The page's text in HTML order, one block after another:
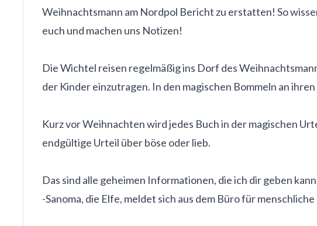
Weihnachtsmann am Nordpol Bericht zu erstatten! So
euch und machen uns Notizen!
Die Wichtel reisen regelmäßig ins Dorf des
der Kinder einzutragen. In den magischen Bommeln an
Kurz vor Weihnachten wird jedes Buch in der magischen
endgültige Urteil über böse oder lieb.
Das sind alle geheimen Informationen, die ich dir geben
-Sanoma, die Elfe, meldet sich aus dem Büro für